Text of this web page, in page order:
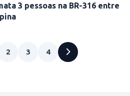
3 pessoas na BR-316 entre
2 3 4